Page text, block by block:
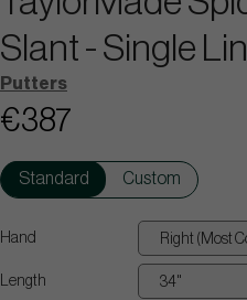
Slant - Single
Putters
€387
Standard Custom
Hand
Length